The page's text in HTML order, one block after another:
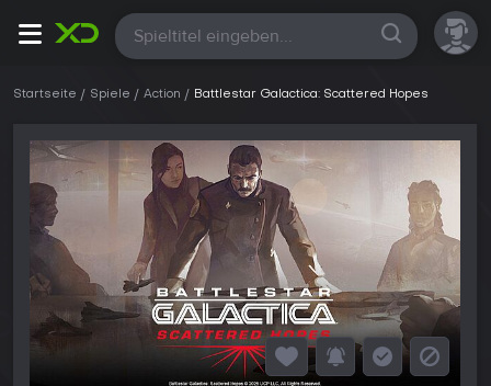
Alle
Startseite Spiele Action Battlestar Galactica: Scattered Hopes